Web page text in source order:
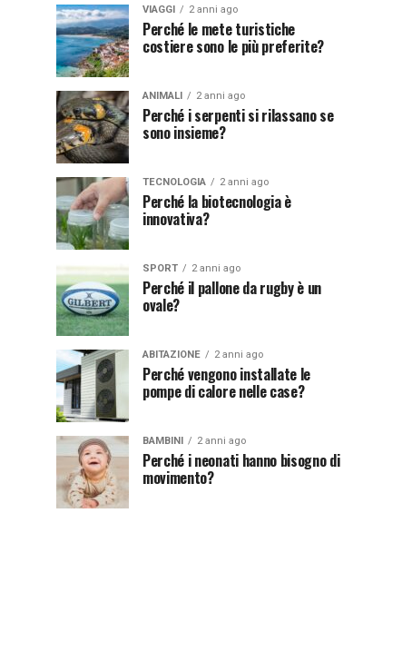
VIAGGI 2 anni ago
Perché le mete turistiche
costiere sono le più preferite?
ANIMALI 2 anni ago
Perché i serpenti si rilassano se
sono insieme?
TECNOLOGIA 2 anni ago
Perché la biotecnologia è
innovativa?
SPORT 2 anni ago
Perché il pallone da rugby è un
ovale?
ABITAZIONE 2 anni ago
Perché vengono installate le
pompe di calore nelle case?
BAMBINI 2 anni ago
Perché i neonati hanno bisogno di
movimento?